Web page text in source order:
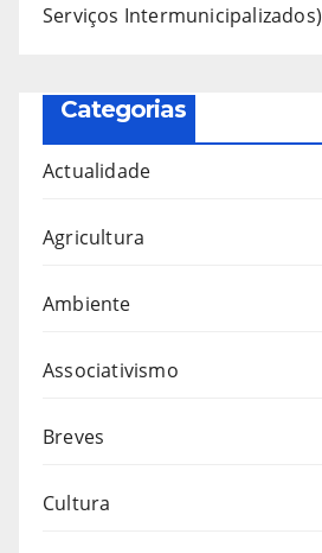
Serviços Intermunicipalizados)
Categorias
Actualidade
Agricultura
Ambiente
Associativismo
Breves
Cultura